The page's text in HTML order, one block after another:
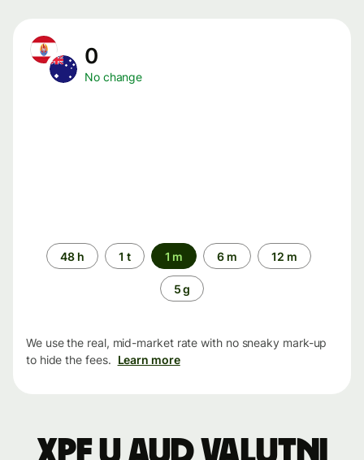
0
No change
Time
period
48 h 1 t 1 m 6 m 12 m
5 g
We use the real, mid-market rate with no sneaky mark-up
to hide the fees. Learn more